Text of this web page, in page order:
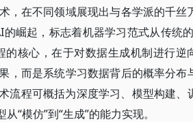
，在不同领域展现出与各学派的千丝
崛起，标志着机器学习范式从传统
的核心，在于对数据生成机制进行逆
而是系统学习数据背后的概率分布
流程可概括为深度学习、模型构建、
“模仿”到“生成”的能力实现。